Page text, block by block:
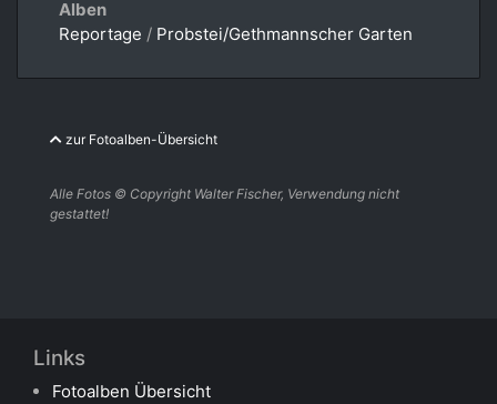
Alben
Reportage / Probstei/Gethmannscher Garten
zur Fotoalben-Übersicht
Alle Fotos © Copyright Walter Fischer, Verwendung nicht
gestattet!
Links
Fotoalben Übersicht